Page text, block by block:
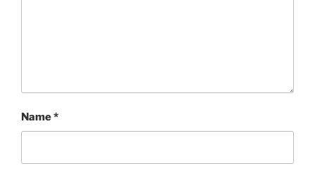
Name*